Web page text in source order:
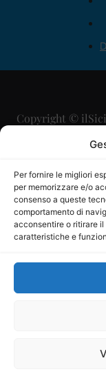
Per fornire le migliori
per memorizzare e/o
consenso a queste
comportamento di
acconsentire o ritirare
caratteristiche e
Copyright ©
Direttore
Direttore
Mercurio
iscritta al
Sito gestito da